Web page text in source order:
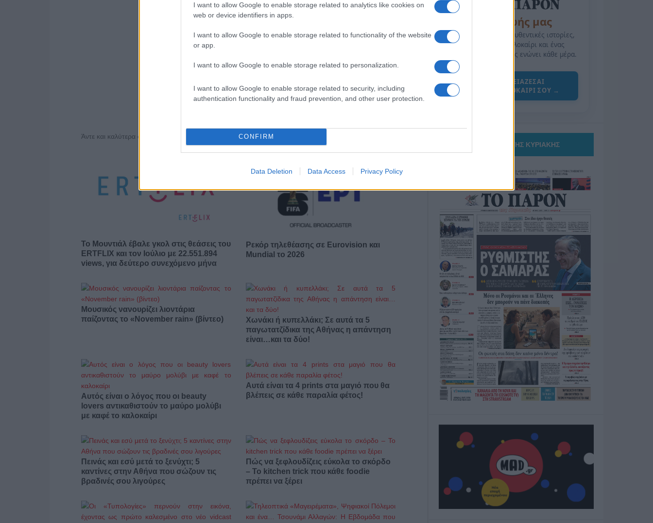
I want to allow Google to enable storage related to analytics like cookies on
web or device identifiers in apps.
I want to allow Google to enable storage related to functionality of the website
or app.
I want to allow Google to enable storage related to personalization.
I want to allow Google to enable storage related to security, including
authentication functionality and fraud prevention, and other user protection.
CONFIRM
Data Deletion Data Access Privacy Policy
Άντε και καλύτερα σας εύχομαι αγαπητοί κύριοι της Κυβέρνησης και της διοίκησης της ΕΡΤ».
Το Μουντιάλ έβαλε γκολ στις θεάσεις του
ERTFLIX και τον Ιούλιο με 22.551.894
views, για δεύτερο συνεχόμενο μήνα
Ρεκόρ τηλεθέασης σε Eurovision και
Mundial το 2026
Μουσικός νανουρίζει λιοντάρια
παίζοντας το «November rain» (βίντεο)
Χωνάκι ή κυπελλάκι; Σε αυτά τα 5
παγωτατζίδικα της Αθήνας η απάντηση
είναι…και τα δύο!
Αυτός είναι ο λόγος που οι beauty
lovers αντικαθιστούν το μαύρο μολύβι
με καφέ το καλοκαίρι
Αυτά είναι τα 4 prints στα μαγιό που θα
βλέπεις σε κάθε παραλία φέτος!
Πεινάς και εσύ μετά το ξενύχτι; 5
καντίνες στην Αθήνα που σώζουν τις
βραδινές σου λιγούρες
Πώς να ξεφλουδίζεις εύκολα το σκόρδο
– Το kitchen trick που κάθε foodie
πρέπει να ξέρει
της Ζωής μας
Οι άνθρωποι, οι αυθεντικές ιστορίες,
το ελληνικό καλοκαίρι και ένας
πολιτισμός που μας ενώνει κάθε μέρα.
ΟΣΑ ΧΡΕΙΑΖΕΣΑΙ
ΓΙΑ ΤΟ ΚΑΛΟΚΑΙΡΙ ΣΟΥ →
ΤΟ ΠΑΡΟΝ ΤΗΣ ΚΥΡΙΑΚΗΣ